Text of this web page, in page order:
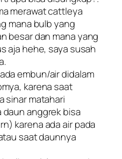
merawat cattleya
mana bulb yang
besar dan mana yang
aja hehe, saya susah
embun/air didalam
karena saat
sinar matahari
daun anggrek bisa
karena ada air pada
saat daunnya